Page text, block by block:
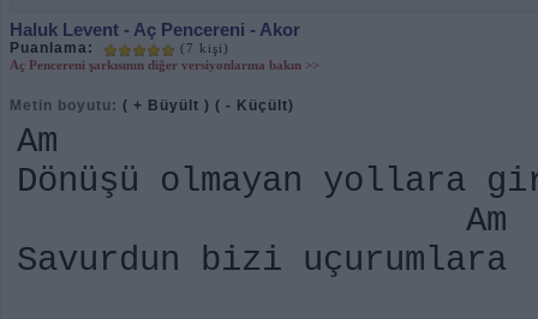
Haluk Levent - Aç Pencereni - Akor
Puanlama:
(7 kişi)
Aç Pencereni şarkısının diğer versiyonlarına bakın >>
Metin boyutu: ( + Büyült ) ( - Küçült)
Am
Dönüşü olmayan yollara
Savurdun bizi